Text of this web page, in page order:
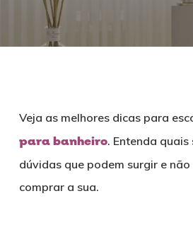
Veja as melhores dicas para
para banheiro. Entenda
dúvidas que podem surgir e
comprar a sua.